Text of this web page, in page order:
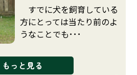
すでに犬を飼育している
方にとっては当たり前のよ
うなことでも･･･
もっと見る